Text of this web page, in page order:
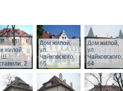
жилой,
Ш.
2
Дом жилой,
ул.
Чайковского,
66
Дом жилой,
ул.
Чайковского,
64